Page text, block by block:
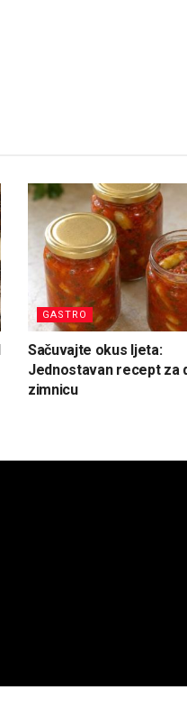
GASTRO
Sačuvajte okus ljeta:
Jednostavan recept za
zimnicu